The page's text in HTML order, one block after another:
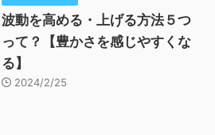
波動を高める・上げる方法５つ
って？【豊かさを感じやすくな
る】
2024/2/25